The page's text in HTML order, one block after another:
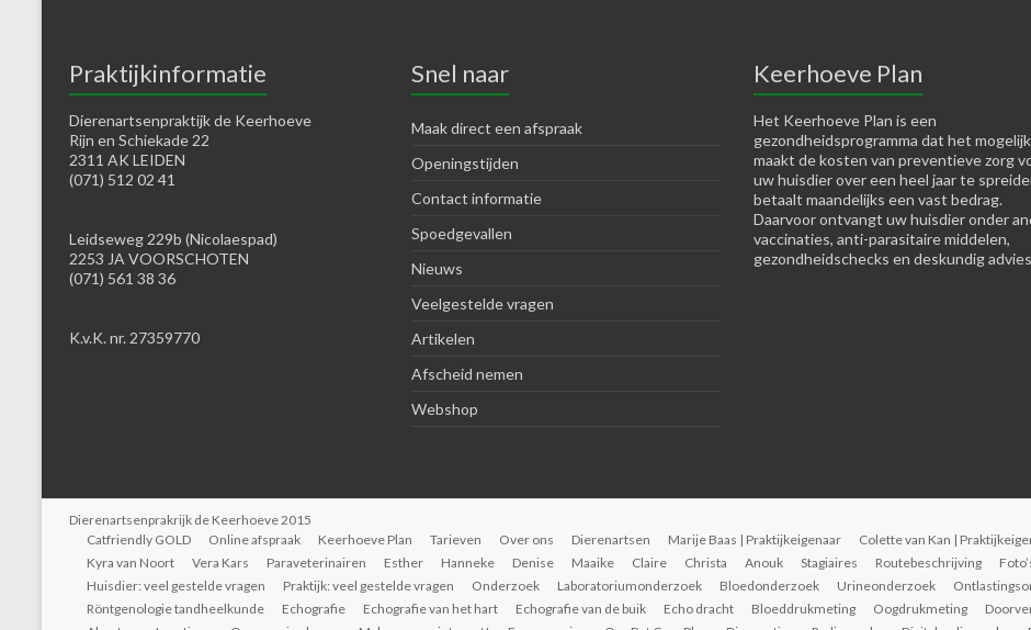
Praktijkinformatie
Dierenartsenpraktijk de Keerhoeve
Rijn en Schiekade 22
2311 AK LEIDEN
(071) 512 02 41
Leidseweg 229b (Nicolaespad)
2253 JA VOORSCHOTEN
(071) 561 38 36
K.v.K. nr. 27359770
Snel naar
Maak direct een afspraak
Openingstijden
Contact informatie
Spoedgevallen
Nieuws
Veelgestelde vragen
Artikelen
Afscheid nemen
Webshop
Keerhoeve Plan
Het Keerhoeve Plan is een
gezondheidsprogramma dat het mogelijk
maakt de kosten van preventieve zorg
uw huisdier over een heel jaar te
betaalt maandelijks een vast bedrag.
Daarvoor ontvangt uw huisdier onder
vaccinaties, anti-parasitaire middelen,
gezondheidschecks en deskundig
Dierenartsenprakrijk de Keerhoeve 2015
Catfriendly GOLD
Online afspraak Keerhoeve Plan Tarieven Over ons Dierenartsen Marije Baas | Praktijkeigenaar Colette van Kan |
Kyra van Noort
Vera Kars Paraveterinairen Esther Hanneke Denise Maaike Claire Christa Anouk Stagiaires Routebeschrijving
Huisdier: veel gestelde vragen
Praktijk: veel gestelde vragen Onderzoek Laboratoriumonderzoek Bloedonderzoek Urineonderzoek
Röntgenologie tandheelkunde
Echografie Echografie van het hart Echografie van de buik Echo dracht Bloeddrukmeting Oogdrukmeting